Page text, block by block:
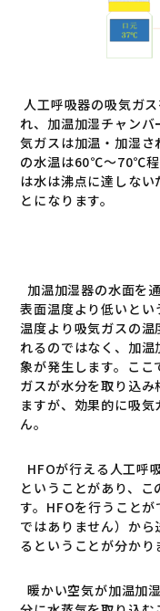
人工呼吸器の吸気ガ
れ、加温加湿チャン
気ガスは加温・加湿さ
の水温は60℃～70℃程
は水は沸点に達しない
とになります。
加温加湿器の水面を
表面温度より低いと
温度より吸気ガスの
れるのではなく、加
象が発生します。ここ
ガスが水分を取り込
ますが、効果的に吸
ん。
HFOが行える人工呼
ということがあり、
す。HFOを行うこと
ではありません）か
るということが分かり
暖かい空気が加温加